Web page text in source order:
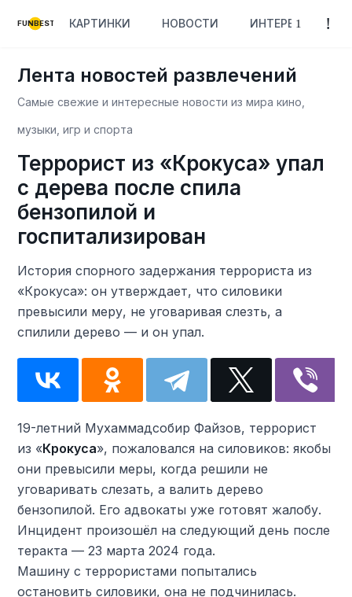
FUNBEST КАРТИНКИ НОВОСТИ ИНТЕРЕСНОЕ
Лента новостей развлечений
Самые свежие и интересные новости из мира кино,
музыки, игр и спорта
Террорист из «Крокуса» упал
с дерева после спила
бензопилой и
госпитализирован
История спорного задержания террориста из
«Крокуса»: он утверждает, что силовики
превысили меру, не уговаривая слезть, а
спилили дерево — и он упал.
19-летний Мухаммадсобир Файзов, террорист
из «Крокуса», пожаловался на силовиков: якобы
они превысили меры, когда решили не
уговаривать слезать, а валить дерево
бензопилой. Его адвокаты уже готовят жалобу.
Инцидент произошёл на следующий день после
теракта — 23 марта 2024 года.
Машину с террористами попытались
остановить силовики, она не подчинилась.